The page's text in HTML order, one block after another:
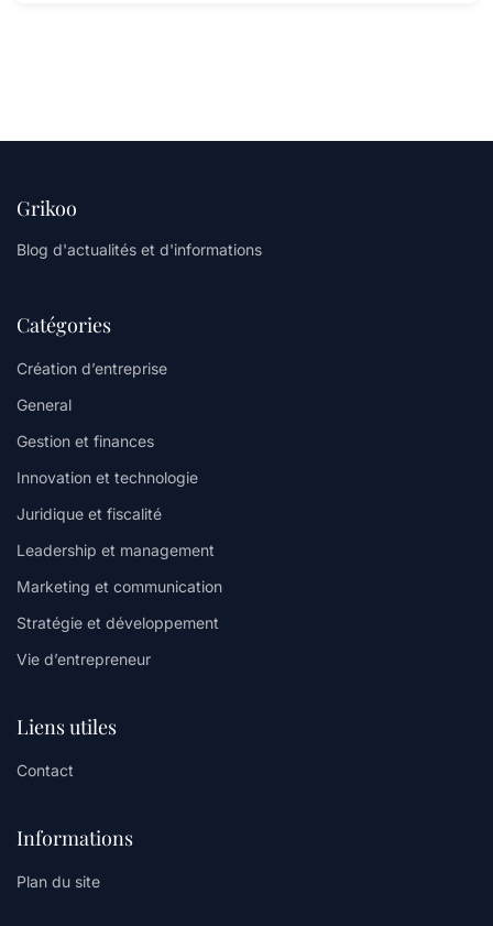
Grikoo
Blog d'actualités et d'informations
Catégories
Création d’entreprise
General
Gestion et finances
Innovation et technologie
Juridique et fiscalité
Leadership et management
Marketing et communication
Stratégie et développement
Vie d’entrepreneur
Liens utiles
Contact
Informations
Plan du site